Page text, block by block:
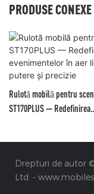
PRODUSE CONEXE
Rulotă mobilă pentru
ST170PLUS — Redefinirea
Drepturi de autor
Ltd. -